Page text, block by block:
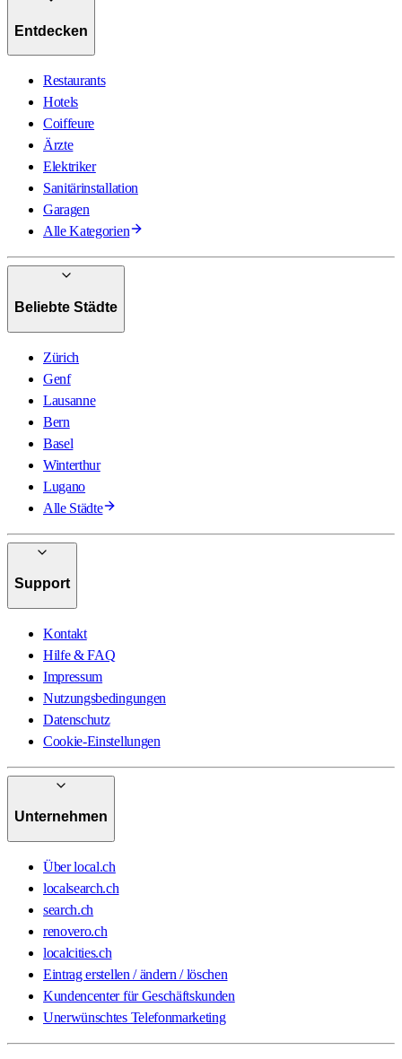
Entdecken
Restaurants
Hotels
Coiffeure
Ärzte
Elektriker
Sanitärinstallation
Garagen
Alle Kategorien
Beliebte Städte
Zürich
Genf
Lausanne
Bern
Basel
Winterthur
Lugano
Alle Städte
Support
Kontakt
Hilfe & FAQ
Impressum
Nutzungsbedingungen
Datenschutz
Cookie-Einstellungen
Unternehmen
Über local.ch
localsearch.ch
search.ch
renovero.ch
localcities.ch
Eintrag erstellen / ändern / löschen
Kundencenter für Geschäftskunden
Unerwünschtes Telefonmarketing